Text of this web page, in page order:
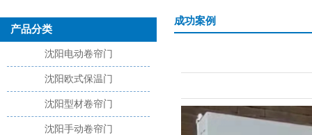
产品分类
沈阳电动卷帘门
沈阳欧式保温门
沈阳型材卷帘门
沈阳手动卷帘门
成功案例